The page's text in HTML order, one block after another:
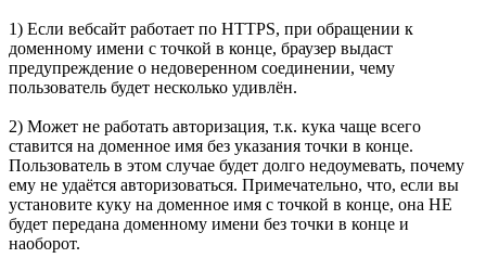
1) Если вебсайт работает по HTTPS, при обращении к
доменному имени с точкой в конце, браузер выдаст
предупреждение о недоверенном соединении, чему
пользователь будет несколько удивлён.
2) Может не работать авторизация, т.к. кука чаще всего
ставится на доменное имя без указания точки в конце.
Пользователь в этом случае будет долго недоумевать, почему
ему не удаётся авторизоваться. Примечательно, что, если вы
установите куку на доменное имя с точкой в конце, она НЕ
будет передана доменному имени без точки в конце и
наоборот.